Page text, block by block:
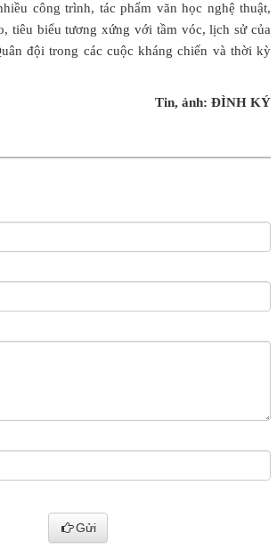
công trình, tác phẩm văn học nghệ thuật,
tiêu biểu tương xứng với tầm vóc, lịch sử của
đội trong các cuộc kháng chiến và thời kỳ
Tin, ảnh: ĐÌNH KÝ
Gửi